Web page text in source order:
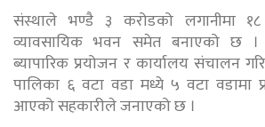
संस्थाले भण्डै ३ करोडको लगानीमा
व्यावसायिक भवन समेत बनाएको छ ।
ब्यापारिक प्रयोजन र कार्यालय संचालन
पालिका ६ वटा वडा मध्ये ५ वटा वडामा
आएको सहकारीले जनाएको छ ।